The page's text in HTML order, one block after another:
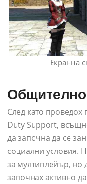
Екранна
След като проведох
Duty Support,
да започна да се
социални условия.
за мултиплейър, но
започнах активно